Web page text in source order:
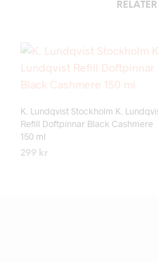
Add to wishlist
K. Lundqvist Stockholm K.
Refill Doftpinnar Black Cashmere
150 ml
299 kr